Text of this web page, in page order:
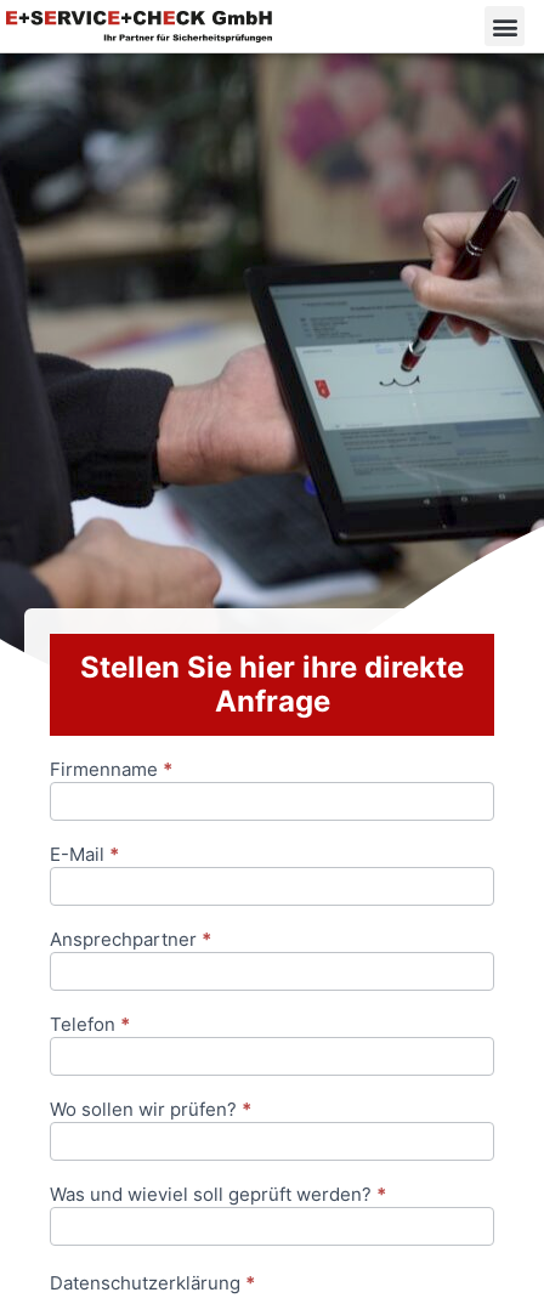
Stellen Sie hier ihre direkte
Anfrage
Anfrageformular
Firmenname *
E-Mail *
Ansprechpartner *
Telefon *
Wo sollen wir prüfen? *
Was und wieviel soll geprüft werden? *
Datenschutzerklärung *